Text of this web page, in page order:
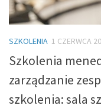
SZKOLENIA 1 CZERWCA
Szkolenia
zarządzanie
szkolenia: sala